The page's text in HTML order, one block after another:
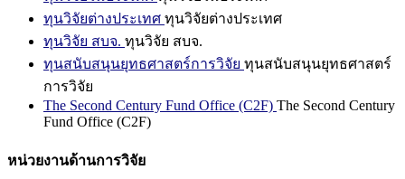
ทุนวิจัยต่างประเทศ ทุนวิจัยต่างประเทศ
ทุนวิจัย สบจ. ทุนวิจัย สบจ.
ทุนสนับสนุนยุทธศาสตร์การวิจัย ทุนสนับสนุนยุทธศาสตร์
การวิจัย
The Second Century Fund Office (C2F) The Second Century
Fund Office (C2F)
หน่วยงานด้านการวิจัย